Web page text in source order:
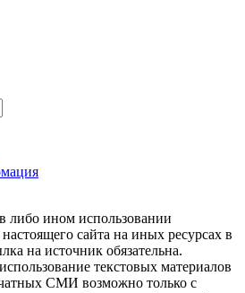
либо ином использовании
сайта на иных ресурсах в
на источник обязательна.
текстовых материалов
СМИ возможно только с